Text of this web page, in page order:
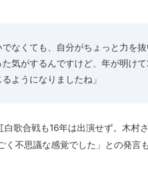
なくても、自分がちょっと力を抜
気がするんですけど、年が明け
ようになりましたね」
歌合戦も16年は出演せず。木村
不思議な感覚でした」との発言も